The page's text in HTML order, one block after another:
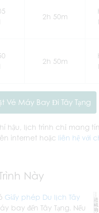
2h 50m
2h 50m
Vé Máy Bay Đi Tây Tạng
hậu, lịch trình chỉ mang
internet hoặc liên hệ với
Này
Giấy phép Du lịch Tây
bay đến Tây Tạng. Nếu